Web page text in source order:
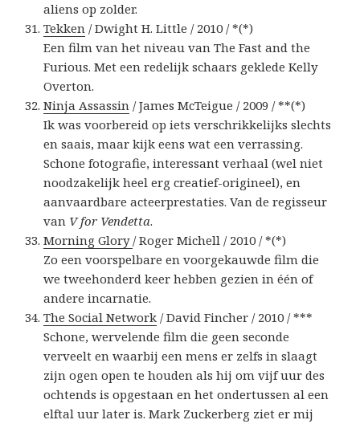
aliens op zolder.
Tekken / Dwight H. Little / 2010 / *(*)
Een film van het niveau van The Fast and the
Furious. Met een redelijk schaars geklede Kelly
Overton.
Ninja Assassin / James McTeigue / 2009 / **(*)
Ik was voorbereid op iets verschrikkelijks slechts
en saais, maar kijk eens wat een verrassing.
Schone fotografie, interessant verhaal (wel niet
noodzakelijk heel erg creatief-origineel), en
aanvaardbare acteerprestaties. Van de regisseur
van V for Vendetta.
Morning Glory/ Roger Michell / 2010 / *(*)
Zo een voorspelbare en voorgekauwde film die
we tweehonderd keer hebben gezien in één of
andere incarnatie.
The Social Network / David Fincher / 2010 / ***
Schone, wervelende film die geen seconde
verveelt en waarbij een mens er zelfs in slaagt
zijn ogen open te houden als hij om vijf uur des
ochtends is opgestaan en het ondertussen al een
elftal uur later is. Mark Zuckerberg ziet er mij